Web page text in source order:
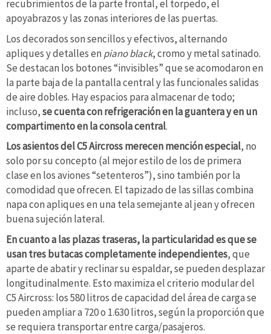
recubrimientos de la parte frontal, el torpedo, el
apoyabrazos y las zonas interiores de las puertas.
Los decorados son sencillos y efectivos, alternando
apliques y detalles en piano black, cromo y metal satinado.
Se destacan los botones “invisibles” que se acomodaron en
la parte baja de la pantalla central y las funcionales salidas
de aire dobles. Hay espacios para almacenar de todo;
incluso,se cuenta con refrigeración en la guantera y en un
compartimento en la consola central.
Los asientos del C5 Aircross merecen mención especial, no
solo por su concepto (al mejor estilo de los de primera
clase en los aviones “setenteros”), sino también por la
comodidad que ofrecen. El tapizado de las sillas combina
napa con apliques en una tela semejante al jean y ofrecen
buena sujeción lateral.
En cuanto a las plazas traseras, la particularidad es que se
usan tres butacas completamente independientes, que
aparte de abatir y reclinar su espaldar, se pueden desplazar
longitudinalmente. Esto maximiza el criterio modular del
C5 Aircross: los 580 litros de capacidad del área de carga se
pueden ampliar a 720 o 1.630 litros, según la proporción que
se requiera transportar entre carga/pasajeros.